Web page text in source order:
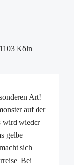
Köln
Art!
auf der
wird wieder
gelbe
sich
Bei